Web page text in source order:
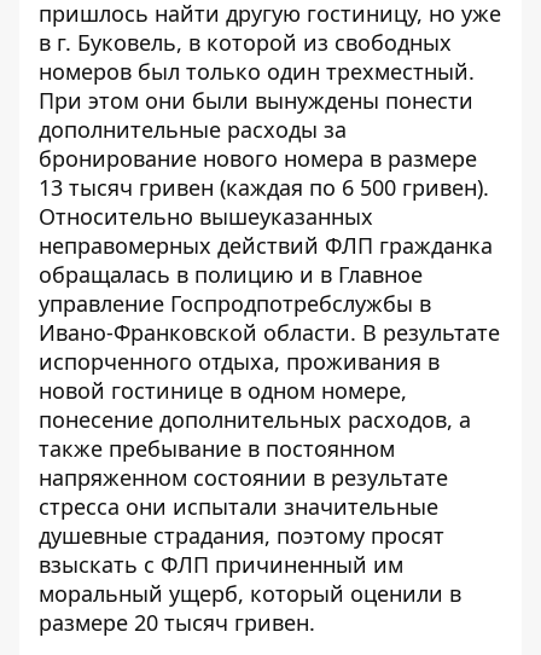
пришлось найти другую гостиницу, но уже
в г. Буковель, в которой из свободных
номеров был только один трехместный.
При этом они были вынуждены понести
дополнительные расходы за
бронирование нового номера в размере
13 тысяч гривен (каждая по 6 500 гривен).
Относительно вышеуказанных
неправомерных действий ФЛП гражданка
обращалась в полицию и в Главное
управление Госпродпотребслужбы в
Ивано-Франковской области. В результате
испорченного отдыха, проживания в
новой гостинице в одном номере,
понесение дополнительных расходов, а
также пребывание в постоянном
напряженном состоянии в результате
стресса они испытали значительные
душевные страдания, поэтому просят
взыскать с ФЛП причиненный им
моральный ущерб, который оценили в
размере 20 тысяч гривен.